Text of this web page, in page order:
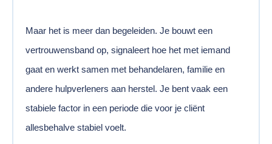
Maar het is meer dan begeleiden. Je bouwt een
vertrouwensband op, signaleert hoe het met iemand
gaat en werkt samen met behandelaren, familie en
andere hulpverleners aan herstel. Je bent vaak een
stabiele factor in een periode die voor je cliënt
allesbehalve stabiel voelt.